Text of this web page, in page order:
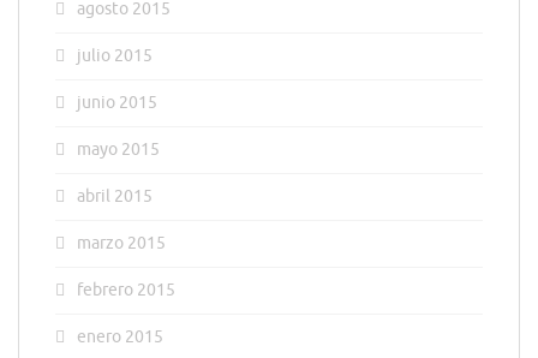
agosto 2015
julio 2015
junio 2015
mayo 2015
abril 2015
marzo 2015
febrero 2015
enero 2015